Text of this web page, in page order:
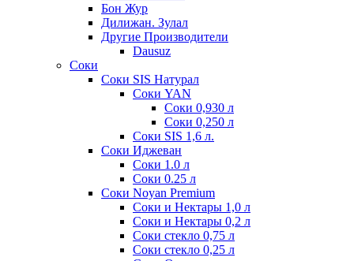
Бон Жур
Дилижан. Зулал
Другие Производители
Dausuz
Соки
Соки SIS Натурал
Соки YAN
Соки 0,930 л
Соки 0,250 л
Соки SIS 1,6 л.
Соки Иджеван
Соки 1.0 л
Соки 0.25 л
Соки Noyan Premium
Соки и Нектары 1,0 л
Соки и Нектары 0,2 л
Соки стекло 0,75 л
Соки стекло 0,25 л